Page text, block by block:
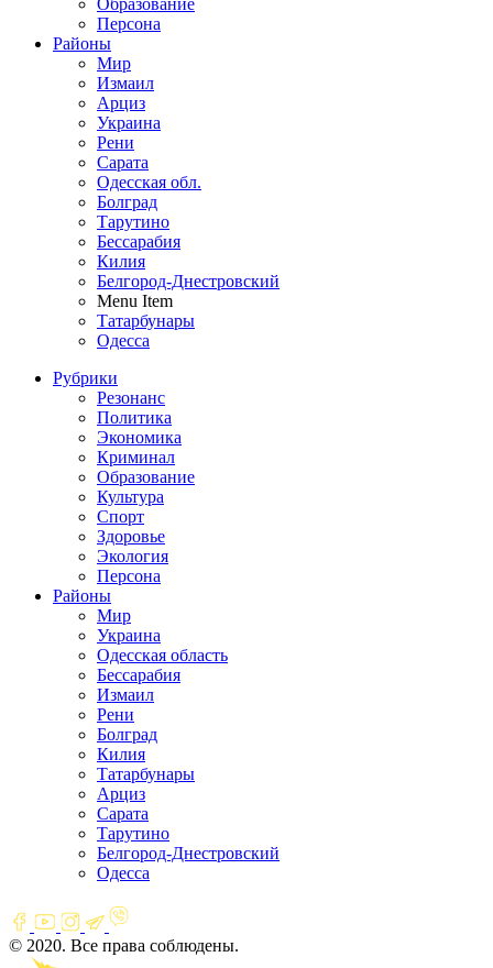
Образование
Персона
Районы
Мир
Измаил
Арциз
Украина
Рени
Сарата
Одесская обл.
Болград
Тарутино
Бессарабия
Килия
Белгород-Днестровский
Menu Item
Татарбунары
Одесса
Рубрики
Резонанс
Политика
Экономика
Криминал
Образование
Культура
Спорт
Здоровье
Экология
Персона
Районы
Мир
Украина
Одесская область
Бессарабия
Измаил
Рени
Болград
Килия
Татарбунары
Арциз
Сарата
Тарутино
Белгород-Днестровский
Одесса
© 2020. Все права соблюдены.